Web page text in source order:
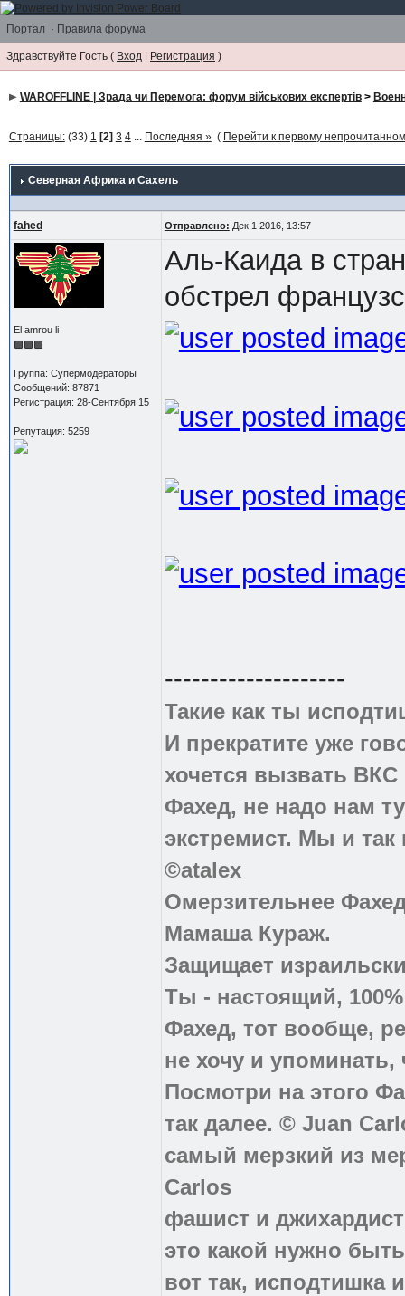
Портал · Правила форума
Здравствуйте Гость ( Вход | Регистрация )
WAROFFLINE | Зрада чи Перемога: форум військових експертів>
Страницы:(33) 1 [2] 3 4... Последняя » ( Перейти к первому
Северная Африка и Сахель
fahed Отправлено: Дек 1 2016, 13:57
El amrou li
Группа: Супермодераторы
Сообщений: 87871
Регистрация: 28-Сентября 15
Репутация: 5259
Аль-Каида в
обстрел
--------------------
Такие как ты
И прекратите уже
хочется вызвать
Фахед, не надо нам
экстремист. Мы и
©atalex
Омерзительнее
Мамаша Кураж.
Защищает
Ты - настоящий,
Фахед, тот вообще,
не хочу и
Посмотри на этого
так далее. © Juan
самый мерзкий из
Carlos
фашист и
это какой нужно
вот так, исподтишка